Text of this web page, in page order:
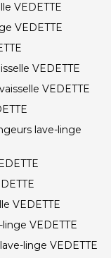
VEDETTE
VEDETTE
VEDETTE
VEDETTE
lave-linge
VEDETTE
VEDETTE
linge VEDETTE